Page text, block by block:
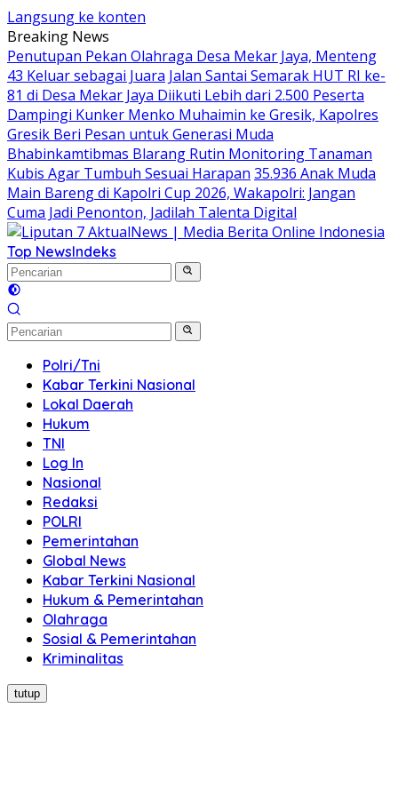
Langsung ke konten
Breaking News
Penutupan Pekan Olahraga Desa Mekar Jaya, Menteng
43 Keluar sebagai Juara Jalan Santai Semarak HUT RI ke-
81 di Desa Mekar Jaya Diikuti Lebih dari 2.500 Peserta
Dampingi Kunker Menko Muhaimin ke Gresik, Kapolres
Gresik Beri Pesan untuk Generasi Muda
Bhabinkamtibmas Blarang Rutin Monitoring Tanaman
Kubis Agar Tumbuh Sesuai Harapan 35.936 Anak Muda
Main Bareng di Kapolri Cup 2026, Wakapolri: Jangan
Cuma Jadi Penonton, Jadilah Talenta Digital
Top NewsIndeks
Polri/Tni
Kabar Terkini Nasional
Lokal Daerah
Hukum
TNI
Log In
Nasional
Redaksi
POLRI
Pemerintahan
Global News
Kabar Terkini Nasional
Hukum & Pemerintahan
Olahraga
Sosial & Pemerintahan
Kriminalitas
tutup